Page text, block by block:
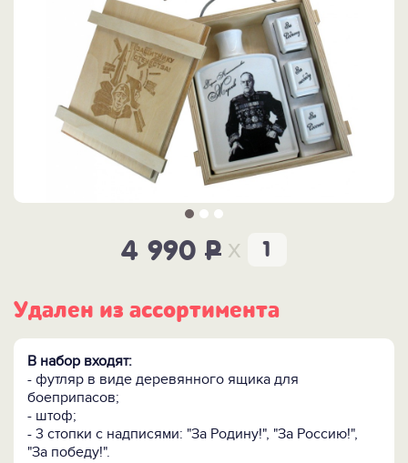
4 990 P x
Удален из ассортимента
В набор входят:
- футляр в виде деревянного ящика для
боеприпасов;
- штоф;
- 3 стопки с надписями: "За Родину!", "За Россию!",
"За победу!".